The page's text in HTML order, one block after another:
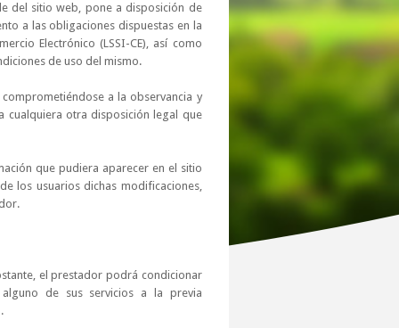
del sitio web, pone a disposición de
a las obligaciones dispuestas en la
Electrónico (LSSI-CE), así como
de uso del mismo.
a la observancia y
cualquiera otra disposición legal que
que pudiera aparecer en el sitio
los usuarios dichas modificaciones,
el prestador podrá condicionar
de sus servicios a la previa